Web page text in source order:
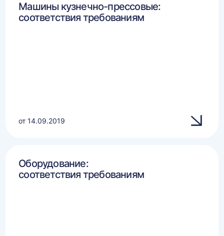
Машины кузнечно-прессовые:
соответствия требованиям
от 14.09.2019
Оборудование:
соответствия требованиям